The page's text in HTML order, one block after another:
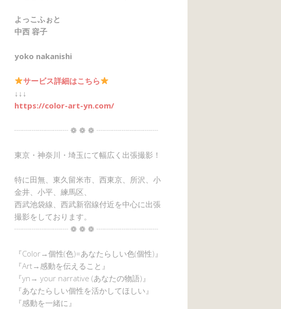
よっこふぉと
中西 容子
yoko nakanishi
サービス詳細はこちら
↓↓↓
https://color-art-yn.com/
┈┈┈┈┈┈┈ ❁ ❁ ❁ ┈┈┈┈┈┈┈┈
東京・神奈川・埼玉にて幅広く出張撮影！
特に田無、東久留米市、西東京、所沢、小
金井、小平、練馬区、
西武池袋線、西武新宿線付近を中心に出張
撮影をしております。
┈┈┈┈┈┈┈ ❁ ❁ ❁ ┈┈┈┈┈┈┈┈
『Color→個性(色)=あなたらしい色(個性)』
『Art→感動を伝えること』
『yn→ your narrative (あなたの物語)』
『あなたらしい個性を活かしてほしい』
『感動を一緒に』